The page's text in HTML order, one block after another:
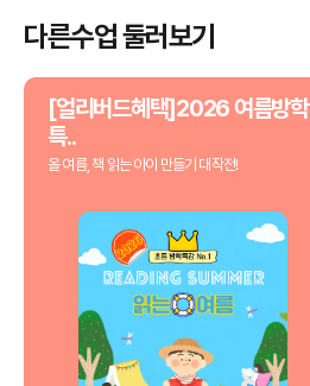
다른수업 둘러보기
[얼리버드혜택]2026 여름방학
특..
올 여름, 책 읽는 아이 만들기 대작전!